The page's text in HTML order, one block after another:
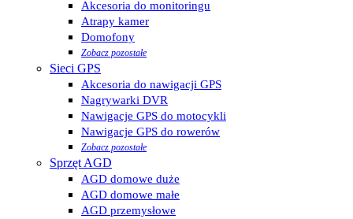
Akcesoria do monitoringu
Atrapy kamer
Domofony
Zobacz pozostałe
Sieci GPS
Akcesoria do nawigacji GPS
Nagrywarki DVR
Nawigacje GPS do motocykli
Nawigacje GPS do rowerów
Zobacz pozostałe
Sprzęt AGD
AGD domowe duże
AGD domowe małe
AGD przemysłowe